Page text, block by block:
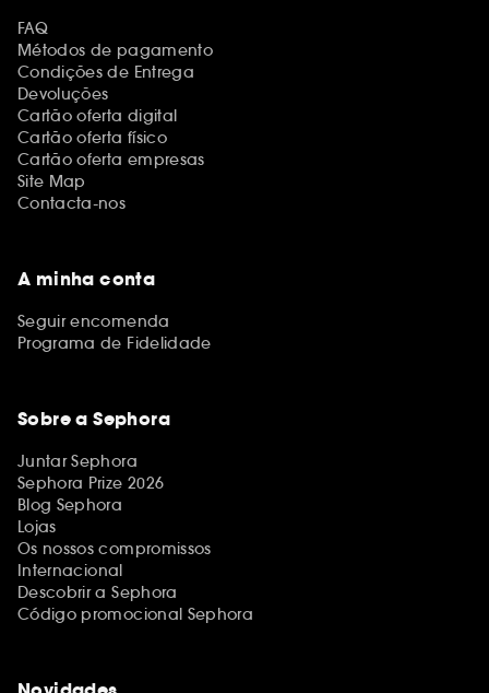
FAQ
Métodos de pagamento
Condições de Entrega
Devoluções
Cartão oferta digital
Cartão oferta físico
Cartão oferta empresas
Site Map
Contacta-nos
A minha conta
Seguir encomenda
Programa de Fidelidade
Sobre a Sephora
Juntar Sephora
Sephora Prize 2026
Blog Sephora
Lojas
Os nossos compromissos
Internacional
Descobrir a Sephora
Código promocional Sephora